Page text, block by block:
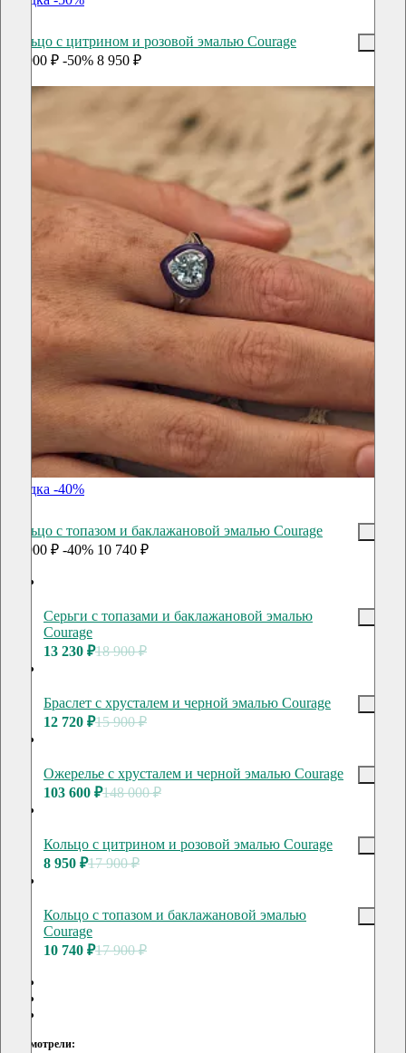
Кольцо с цитрином и розовой эмалью Courage
17 900 ₽ -50% 8 950 ₽
скидка -40%
Кольцо с топазом и баклажановой эмалью Courage
17 900 ₽ -40% 10 740 ₽
Серьги с топазами и баклажановой эмалью
Courage
13 230 ₽18 900 ₽
Браслет с хрусталем и черной эмалью Courage
12 720 ₽15 900 ₽
Ожерелье с хрусталем и черной эмалью Courage
103 600 ₽148 000 ₽
Кольцо с цитрином и розовой эмалью Courage
8 950 ₽17 900 ₽
Кольцо с топазом и баклажановой эмалью
Courage
10 740 ₽17 900 ₽
Вы смотрели: